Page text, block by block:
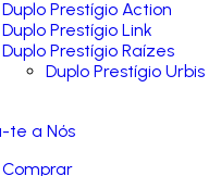
Duplo Prestígio Action
Duplo Prestígio Link
Duplo Prestígio Raízes
Duplo Prestígio Urbis
te a Nós
Comprar